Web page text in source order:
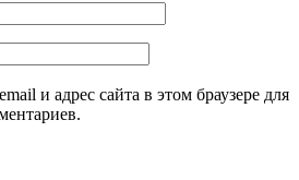
и адрес сайта в этом браузере для